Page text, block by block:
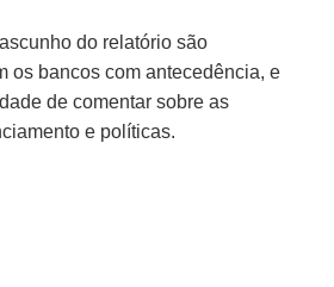
do relatório são
os bancos com antecedência, e
de comentar sobre as
e políticas.